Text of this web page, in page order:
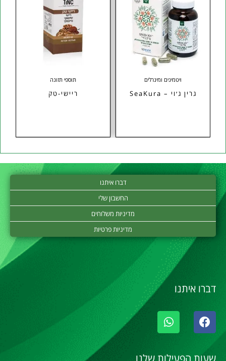
ויטמינים ומינרלים
גרין ג׳וי – SeaKura
תוספי תזונה
ריישי-טק
דברו איתנו
החשבון שלי
מדיניות משלוחים
מדיניות פרטיות
דברו איתנו
שעות הפעילות שלנו